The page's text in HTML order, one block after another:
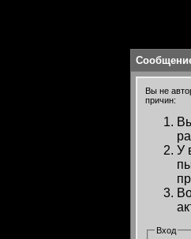
Вы не
причин:
У
Вход